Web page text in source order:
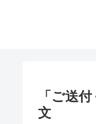
「ご送
文